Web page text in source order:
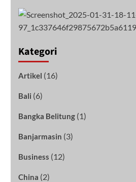
Kategori
Artikel (16)
Bali (6)
Bangka Belitung(1)
Banjarmasin (3)
Business (12)
China (2)